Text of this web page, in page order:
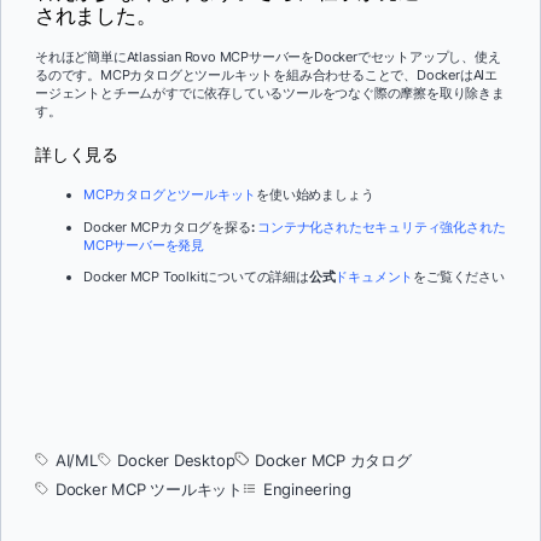
されました。
それほど簡単にAtlassian Rovo MCPサーバーをDockerでセットアップし、使え
るのです。MCPカタログとツールキットを組み合わせることで、DockerはAIエ
ージェントとチームがすでに依存しているツールをつなぐ際の摩擦を取り除きま
す。
詳しく見る
MCPカタログとツールキット を使い始めましょう
Docker MCPカタログを探る:コンテナ化されたセキュリティ強化された
MCPサーバーを発見
Docker MCP Toolkitについての詳細は公式ドキュメント をご覧ください
AI/ML Docker Desktop
Docker MCP カタログ
Docker MCP ツールキット
Engineering